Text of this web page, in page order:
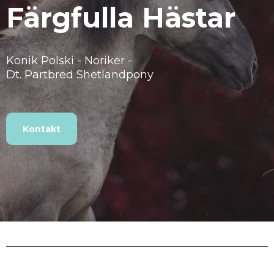
Färgfulla Hästar
Konik Polski - Noriker -
Dt. Partbred Shetlandpony
Kontakt